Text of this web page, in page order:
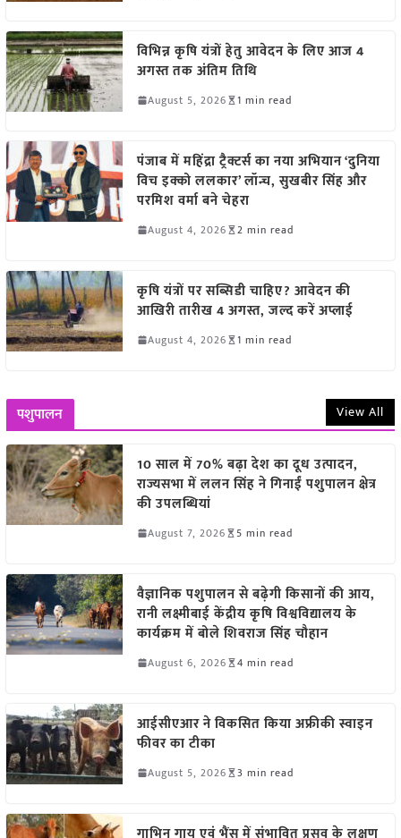
विभिन्न कृषि यंत्रों हेतु आवेदन के लिए आज 4
अगस्त तक अंतिम तिथि
August 5, 2026 1 min read
पंजाब में महिंद्रा ट्रैक्टर्स का नया अभियान ‘दुनिया
विच इक्को ललकार’ लॉन्च, सुखबीर सिंह और
परमिश वर्मा बने चेहरा
August 4, 2026 2 min read
कृषि यंत्रों पर सब्सिडी चाहिए? आवेदन की
आखिरी तारीख 4 अगस्त, जल्द करें अप्लाई
August 4, 2026 1 min read
पशुपालन View All
10 साल में 70% बढ़ा देश का दूध उत्पादन,
राज्यसभा में ललन सिंह ने गिनाईं पशुपालन क्षेत्र
की उपलब्धियां
August 7, 2026 5 min read
वैज्ञानिक पशुपालन से बढ़ेगी किसानों की आय,
रानी लक्ष्मीबाई केंद्रीय कृषि विश्वविद्यालय के
कार्यक्रम में बोले शिवराज सिंह चौहान
August 6, 2026 4 min read
आईसीएआर ने विकसित किया अफ्रीकी स्वाइन
फीवर का टीका
August 5, 2026 3 min read